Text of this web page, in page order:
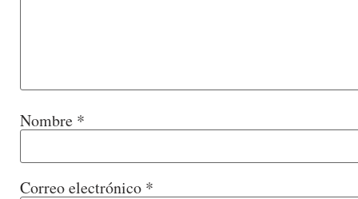
Nombre *
Correo electrónico *